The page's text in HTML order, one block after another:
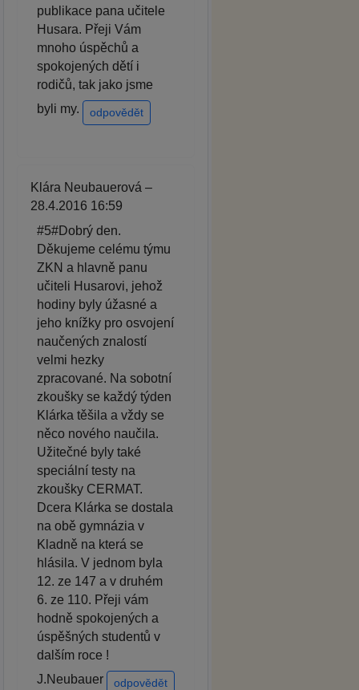
publikace pana učitele
Husara. Přeji Vám
mnoho úspěchů a
spokojených dětí i
rodičů, tak jako jsme
byli my.
odpovědět
Klára Neubauerová –
28.4.2016 16:59
#5#Dobrý den.
Děkujeme celému týmu
ZKN a hlavně panu
učiteli Husarovi, jehož
hodiny byly úžasné a
jeho knížky pro osvojení
naučených znalostí
velmi hezky
zpracované. Na sobotní
zkoušky se každý týden
Klárka těšila a vždy se
něco nového naučila.
Užitečné byly také
speciální testy na
zkoušky CERMAT.
Dcera Klárka se dostala
na obě gymnázia v
Kladně na která se
hlásila. V jednom byla
12. ze 147 a v druhém
6. ze 110. Přeji vám
hodně spokojených a
úspěšných studentů v
dalším roce !
J.Neubauer
odpovědět